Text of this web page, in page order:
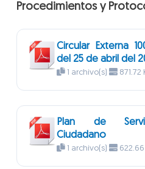
Procedimientos y
Circular Externa
del 25 de abril del
1 archivo(s) 871.72
Plan de
Ciudadano
1 archivo(s) 622.66